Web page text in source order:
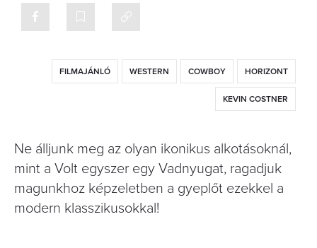
FILMAJÁNLÓ WESTERN COWBOY HORIZONT
KEVIN COSTNER
Ne álljunk meg az olyan ikonikus alkotásoknál,
mint a Volt egyszer egy Vadnyugat, ragadjuk
magunkhoz képzeletben a gyeplőt ezekkel a
modern klasszikusokkal!